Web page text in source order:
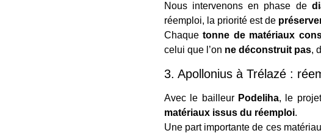
Nous intervenons en phase de
réemploi, la priorité est de
Chaquetonne de matériaux
celui que l’on ne déconstruit pas,
3. Apollonius à Trélazé :
Avec le bailleur Podeliha, le
matériaux issus du réemploi.
Une part importante de ces